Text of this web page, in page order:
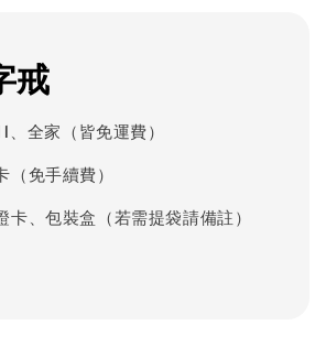
戒
、全家（皆免運費）
（免手續費）
卡、包裝盒（若需提袋請備註）